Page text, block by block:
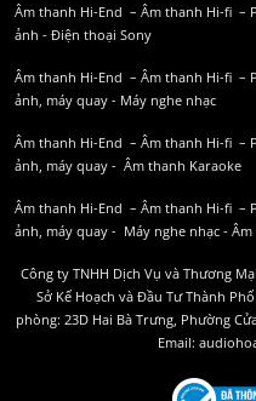
Âm thanh Hi-End – Âm thanh Hi-fi –
ảnh - Điện thoại Sony
Âm thanh Hi-End – Âm thanh Hi-fi –
ảnh, máy quay - Máy nghe nhạc
Âm thanh Hi-End – Âm thanh Hi-fi –
ảnh, máy quay - Âm thanh Karaoke
Âm thanh Hi-End – Âm thanh Hi-fi –
ảnh, máy quay - Máy nghe nhạc -
Công ty TNHH Dịch Vụ và Thương
Sở Kế Hoạch và Đầu Tư Thành
phòng: 23D Hai Bà Trưng, Phường
Email: